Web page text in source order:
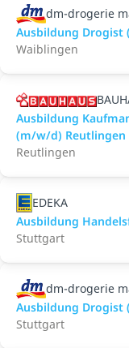
dm-drogerie
Ausbildung Drogist
Waiblingen
Ausbildung
(m/w/d) Reutlingen
Reutlingen
EDEKA
Ausbildung
Stuttgart
dm-drogerie
Ausbildung Drogist
Stuttgart